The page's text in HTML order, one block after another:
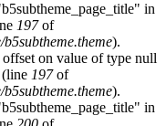
in
197of
).
on value of type null
(line 197of
).
in